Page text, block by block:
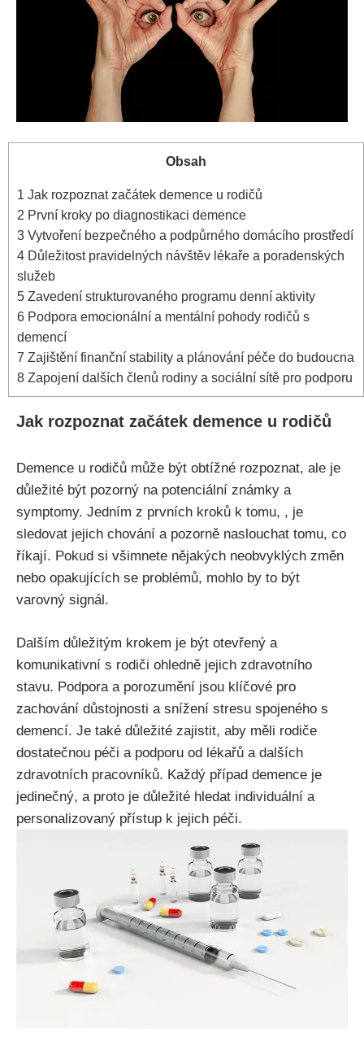
Obsah
1 Jak rozpoznat začátek demence u rodičů
2 První kroky po diagnostikaci demence
3 Vytvoření bezpečného a podpůrného domácího prostředí
4 Důležitost pravidelných návštěv lékaře a poradenských
služeb
5 Zavedení strukturovaného programu denní aktivity
6 Podpora emocionální a mentální pohody rodičů s
demencí
7 Zajištění finanční stability a plánování péče do budoucna
8 Zapojení dalších členů rodiny a sociální sítě pro podporu
Jak rozpoznat začátek demence u rodičů
Demence u rodičů může být obtížné rozpoznat, ale je
důležité být pozorný na potenciální známky a
symptomy. Jedním z prvních kroků k tomu, , je
sledovat jejich chování a pozorně naslouchat tomu, co
říkají. Pokud si všimnete nějakých neobvyklých změn
nebo opakujících se problémů, mohlo by to být
varovný signál.
Dalším důležitým krokem je být otevřený a
komunikativní s rodiči ohledně jejich zdravotního
stavu. Podpora a porozumění jsou klíčové pro
zachování důstojnosti a snížení stresu spojeného s
demencí. Je také důležité zajistit, aby měli rodiče
dostatečnou péči a podporu od lékařů a dalších
zdravotních pracovníků. Každý případ demence je
jedinečný, a proto je důležité hledat individuální a
personalizovaný přístup k jejich péči.